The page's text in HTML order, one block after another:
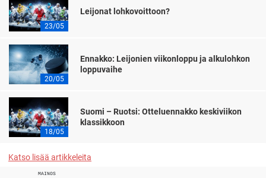
23/05
Leijonat lohkovoittoon?
20/05
Ennakko: Leijonien viikonloppu ja alkulohkon
loppuvaihe
18/05
Suomi – Ruotsi: Otteluennakko keskiviikon
klassikkoon
Katso lisää artikkeleita
MAINOS